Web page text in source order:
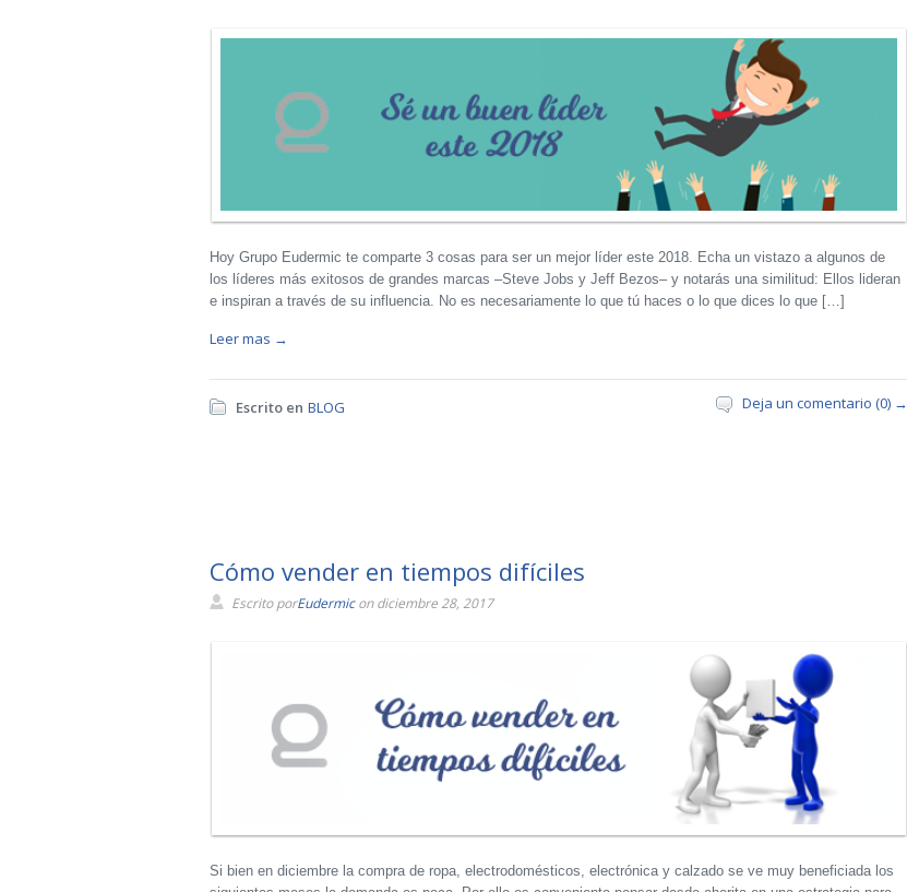
Hoy Grupo Eudermic te comparte 3 cosas para ser un mejor líder este 2018. Echa un vistazo a algunos de
los líderes más exitosos de grandes marcas –Steve Jobs y Jeff Bezos– y notarás una similitud: Ellos lideran
e inspiran a través de su influencia. No es necesariamente lo que tú haces o lo que dices lo que […]
Leer mas →
Escrito en BLOG Deja un comentario (0) →
Cómo vender en tiempos difíciles
Escrito porEudermicon diciembre 28, 2017
Si bien en diciembre la compra de ropa, electrodomésticos, electrónica y calzado se ve muy beneficiada los